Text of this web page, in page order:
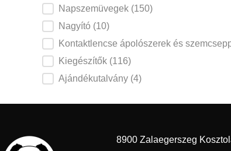
Napszemüvegek kategória
Napszemüvegek (150)
Nagyító kategória
Nagyító (10)
Kontaktlencse ápolószerek és
Kontaktlencse ápolószerek és
Kiegészítők kategória
Kiegészítők (116)
Ajándékutalvány kategória
Ajándékutalvány (4)
8900 Zalaegerszeg